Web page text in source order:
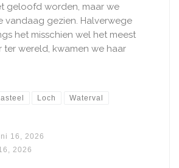
geloofd worden, maar we
vandaag gezien. Halverwege
het misschien wel het meest
ter wereld, kwamen we haar
Loch Waterval
16, 2026
2026